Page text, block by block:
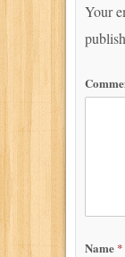
Your
Name *